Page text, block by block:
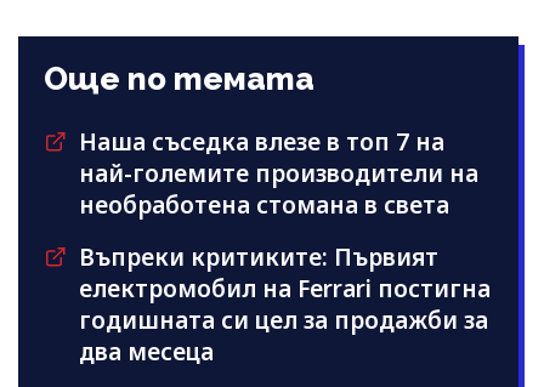
Още по темата
Наша съседка влезе в топ 7 на
най-големите производители на
необработена стомана в света
Въпреки критиките: Първият
електромобил на Ferrari постигна
годишната си цел за продажби за
два месеца